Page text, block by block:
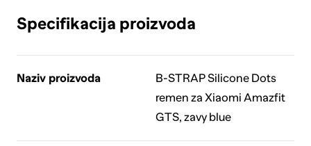
Specifikacija proizvoda
Naziv proizvoda
B-STRAP Silicone Dots
remen za Xiaomi Amazfit
GTS, zavy blue